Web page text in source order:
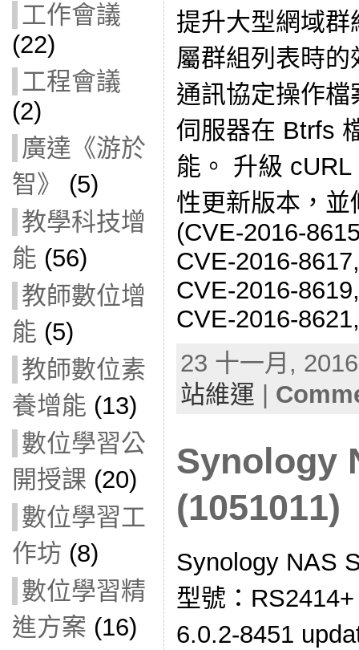
工作會議
(22)
工程會議
(2)
廣達《游於
智》
(5)
教學科技增
能 (56)
教師數位增
能 (5)
教師數位素
養增能 (13)
數位學習公
開授課 (20)
數位學習工
作坊 (8)
數位學習精
進方案 (16)
提升大型網域
屬群組列表時
通訊協定操作
伺服器在 Btrfs
能。 升級
性更新版本，
(CVE-2016-
CVE-2016-
CVE-2016-
CVE-2016-
23 十一月,
站維運
Synology
(1051011)
Synology NAS
型號：
6.0.2-8451